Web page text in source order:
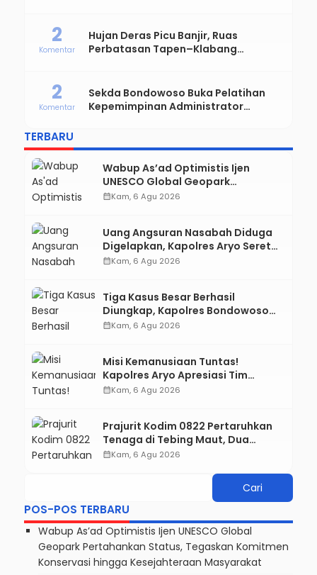
Hujan Deras Picu Banjir, Ruas
Perbatasan Tapen–Klabang
2
Komentar
Sekda Bondowoso Buka Pelatihan
Kepemimpinan Administrator
2
Komentar
TERBARU
Wabup As’ad Optimistis Ijen
UNESCO Global Geopark
Pertahankan Status, Tegaskan
calendar_monthKam, 6 Agu 2026
Uang Angsuran Nasabah Diduga
Digelapkan, Kapolres Aryo Seret
Karyawan KSP ke Meja Hijau
calendar_monthKam, 6 Agu 2026
Tiga Kasus Besar Berhasil
Diungkap, Kapolres Bondowoso
Tegaskan Tak Ada Ruang bagi
calendar_monthKam, 6 Agu 2026
Misi Kemanusiaan Tuntas!
Kapolres Aryo Apresiasi Tim
Gabungan, Dua Jenazah Gunung
calendar_monthKam, 6 Agu 2026
Prajurit Kodim 0822 Pertaruhkan
Tenaga di Tebing Maut, Dua
Jenazah Pendaki Gunung Piramid
calendar_monthKam, 6 Agu 2026
POS-POS TERBARU
Wabup As’ad Optimistis Ijen UNESCO Global
Geopark Pertahankan Status, Tegaskan Komitmen
Konservasi hingga Kesejahteraan Masyarakat